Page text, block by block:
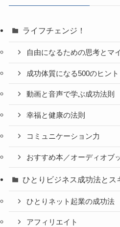
ライフチェンジ！
自由になるための思考とマ
成功体質になる500のヒント
動画と音声で学ぶ成功法則
幸福と健康の法則
コミュニケーション力
おすすめ本／オーディオブ
ひとりビジネス成功法とス
ひとりネット起業の成功法
アフィリエイト